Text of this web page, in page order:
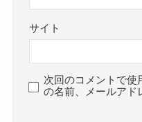
サイト
次回のコメントで使
の名前、メールアド